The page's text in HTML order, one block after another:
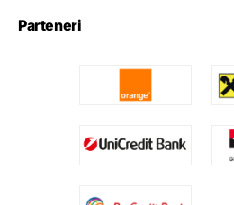
Parteneri